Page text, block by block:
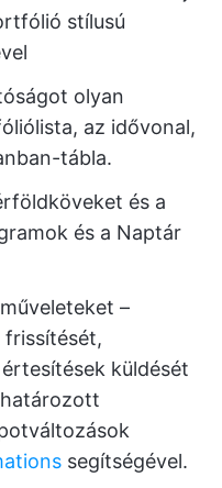
stílusú
olyan
az idővonal,
tábla.
és a
és a Naptár
–
frissítését,
küldését
segítségével.